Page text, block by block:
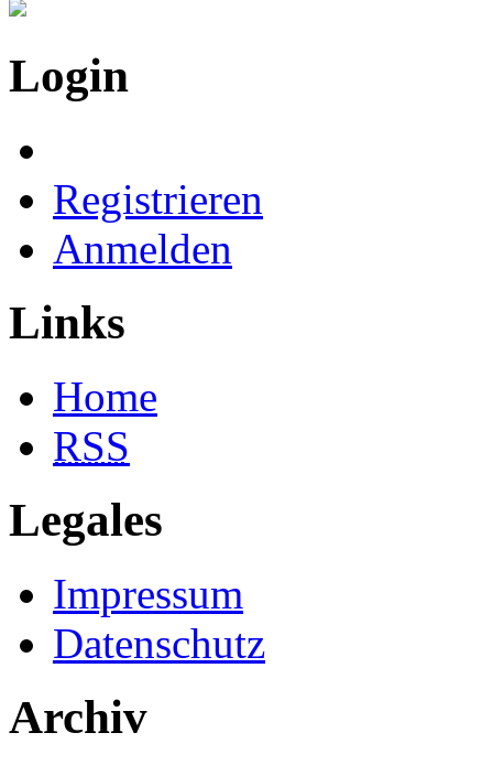
Login
Registrieren
Anmelden
Links
Home
RSS
Legales
Impressum
Datenschutz
Archiv